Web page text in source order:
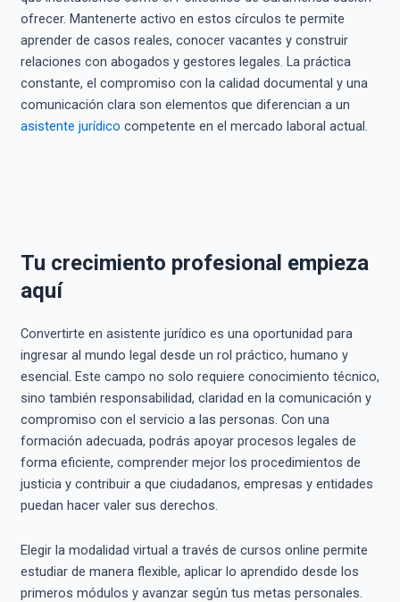
ofrecer. Mantenerte activo en estos círculos te permite
aprender de casos reales, conocer vacantes y construir
relaciones con abogados y gestores legales. La práctica
constante, el compromiso con la calidad documental y una
comunicación clara son elementos que diferencian a un
asistente jurídico competente en el mercado laboral actual.
Tu crecimiento profesional empieza
aquí
Convertirte en asistente jurídico es una oportunidad para
ingresar al mundo legal desde un rol práctico, humano y
esencial. Este campo no solo requiere conocimiento técnico,
sino también responsabilidad, claridad en la comunicación y
compromiso con el servicio a las personas. Con una
formación adecuada, podrás apoyar procesos legales de
forma eficiente, comprender mejor los procedimientos de
justicia y contribuir a que ciudadanos, empresas y entidades
puedan hacer valer sus derechos.
Elegir la modalidad virtual a través de cursos online permite
estudiar de manera flexible, aplicar lo aprendido desde los
primeros módulos y avanzar según tus metas personales.